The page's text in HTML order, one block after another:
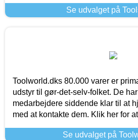
Se udvalget på
Toolworld.dks 80.000 varer er
udstyr til gør-det-selv-folket. De
medarbejdere siddende klar til at
med at kontakte dem. Klik her for
Se udvalget på